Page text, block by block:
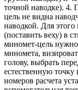
точной наводке). 4.
цель не видна
наводкой. Для
(поставить веху) в
миномет-цель нужно
миномета,
голову, выбрать
естественную точку
номеров расчета